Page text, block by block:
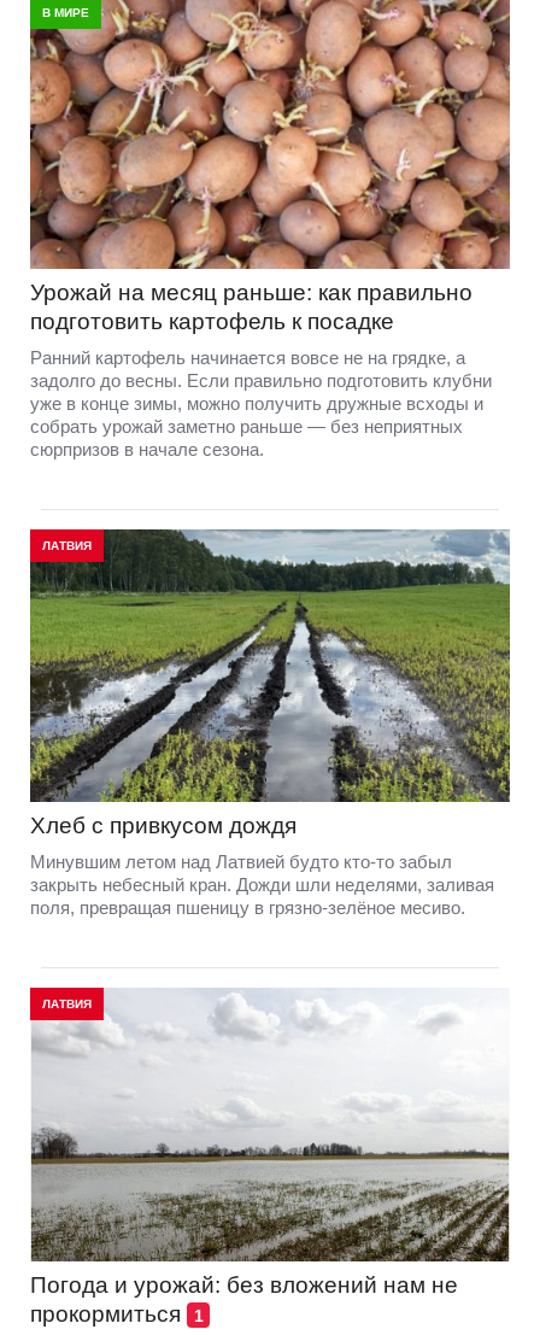
В МИРЕ
Урожай на месяц раньше: как правильно
подготовить картофель к посадке
Ранний картофель начинается вовсе не на грядке, а
задолго до весны. Если правильно подготовить клубни
уже в конце зимы, можно получить дружные всходы и
собрать урожай заметно раньше — без неприятных
сюрпризов в начале сезона.
ЛАТВИЯ
Хлеб с привкусом дождя
Минувшим летом над Латвией будто кто-то забыл
закрыть небесный кран. Дожди шли неделями, заливая
поля, превращая пшеницу в грязно-зелёное месиво.
ЛАТВИЯ
Погода и урожай: без вложений нам не
прокормиться
1